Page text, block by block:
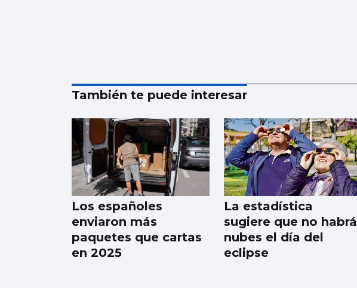
También te puede interesar
Los españoles
enviaron más
paquetes que cartas
en 2025
La estadística
sugiere que no habrá
nubes el día del
eclipse